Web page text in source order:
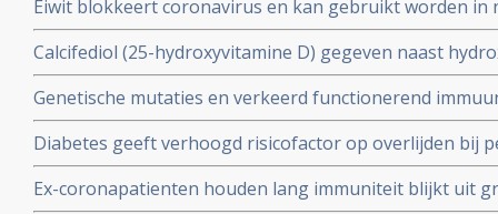
immuunsysteem
Eiwit blokkeert coronavirus en kan gebruikt worden in
mondkapje zou dan niet meer nodig zijn.
Calcifediol (25-hydroxyvitamine D) gegeven naast
in vroeg stadium van een behandeling voor COVID-
het aantal opnames op de intensive care-afdeling en
Genetische mutaties en verkeerd functionerend
interferon type 1 komt voor bij ca 10 tot 15 procent
Diabetes geeft verhoogd risicofactor op overlijden bij
coronavirus - COVID-19, zelfs na correctie voor
en relevante andere aandoeningen - comorbiditeit
Ex-coronapatienten houden lang immuniteit blijkt uit